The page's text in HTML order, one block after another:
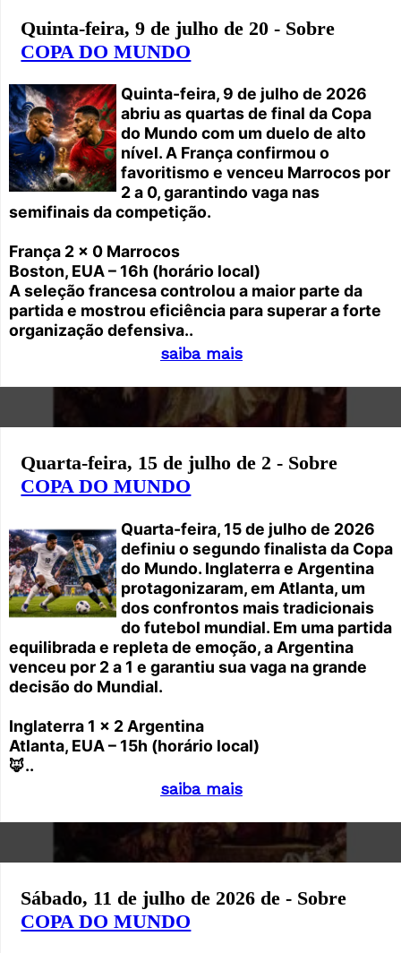
Quinta-feira, 9 de julho de 20 - Sobre
COPA DO MUNDO
Quinta-feira, 9 de julho de 2026
abriu as quartas de final da Copa
do Mundo com um duelo de alto
nível. A França confirmou o
favoritismo e venceu Marrocos por
2 a 0, garantindo vaga nas
semifinais da competição.
França 2 x 0 Marrocos
Boston, EUA – 16h (horário local)
A seleção francesa controlou a maior parte da
partida e mostrou eficiência para superar a forte
organização defensiva..
saiba mais
Quarta-feira, 15 de julho de 2 - Sobre
COPA DO MUNDO
Quarta-feira, 15 de julho de 2026
definiu o segundo finalista da Copa
do Mundo. Inglaterra e Argentina
protagonizaram, em Atlanta, um
dos confrontos mais tradicionais
do futebol mundial. Em uma partida
equilibrada e repleta de emoção, a Argentina
venceu por 2 a 1 e garantiu sua vaga na grande
decisão do Mundial.
Inglaterra 1 x 2 Argentina
Atlanta, EUA – 15h (horário local)
🦊..
saiba mais
Sábado, 11 de julho de 2026 de - Sobre
COPA DO MUNDO